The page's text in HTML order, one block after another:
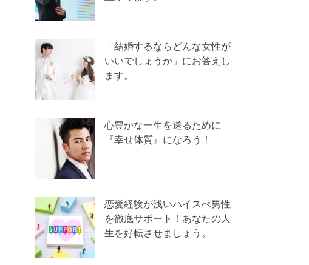
「結婚するならどんな女性が
いいでしょうか」にお答えし
ます。
心豊かな一生を送るために
『幸せ体質』になろう！
恋愛経験が浅いハイスぺ男性
を徹底サポート！あなたの人
生を好転させましょう。